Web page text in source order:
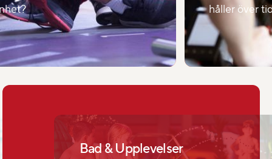
håller över
Bad & Upplevelser